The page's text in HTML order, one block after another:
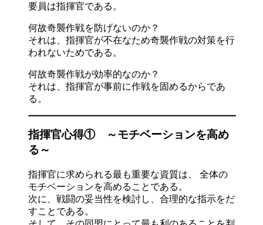
要員は指揮官である。
何故奇襲作戦を防げないのか？
それは、指揮官が不在なため奇襲作戦の対策を行
われないためである。
何故奇襲作戦が効率的なのか？
それは、指揮官が事前に作戦を固めるからであ
る。
指揮官心得① ～モチベーションを高め
る～
指揮官に求められる最も重要な資質は、 全体の
モチベーションを高めることである。
次に、戦闘の妥当性を検討し、合理的な指示をだ
すことである。